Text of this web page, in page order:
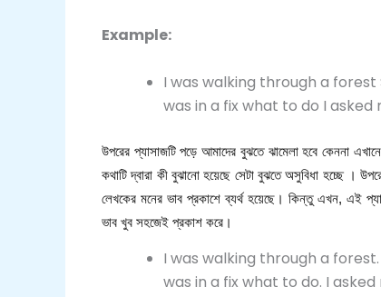
Example:
I was walking through a
was in a fix what to do I
উপরের প্যাসাজটি পড়ে আমাদের বুঝতে ঝামেলা হবে কেননা এখানে
কথাটি দ্বারা কী বুঝানো হয়েছে সেটা বুঝতে অসুবিধা হচ্ছে ।
লেখকের মনের ভাব প্রকাশে ব্যর্থ হয়েছে। কিন্তু এখন, এই
ভাব খুব সহজেই প্রকাশ করে।
I was walking through a
was in a fix what to do. I